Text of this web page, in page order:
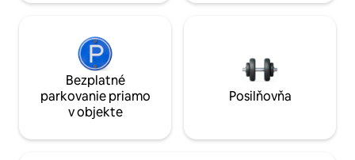
Bezplatné
parkovanie priamo
v objekte
Posilňovňa